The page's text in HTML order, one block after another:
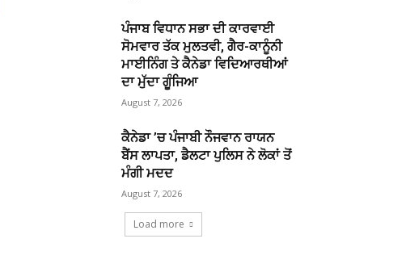
ਪੰਜਾਬ ਵਿਧਾਨ ਸਭਾ ਦੀ ਕਾਰਵਾਈ
ਸੋਮਵਾਰ ਤੱਕ ਮੁਲਤਵੀ, ਗੈਰ-ਕਾਨੂੰਨੀ
ਮਾਈਨਿੰਗ ਤੇ ਕੈਨੇਡਾ ਵਿਦਿਆਰਥੀਆਂ
ਦਾ ਮੁੱਦਾ ਗੂੰਜਿਆ
August 7, 2026
ਕੈਨੇਡਾ ’ਚ ਪੰਜਾਬੀ ਨੌਜਵਾਨ ਰਾਯਨ
ਬੈਂਸ ਲਾਪਤਾ, ਡੈਲਟਾ ਪੁਲਿਸ ਨੇ ਲੋਕਾਂ ਤੋਂ
ਮੰਗੀ ਮਦਦ
August 7, 2026
Load more